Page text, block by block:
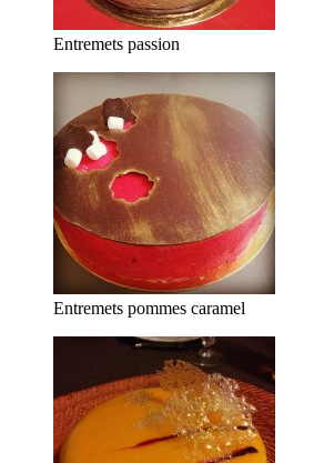
Entremets passion
Entremets pommes caramel